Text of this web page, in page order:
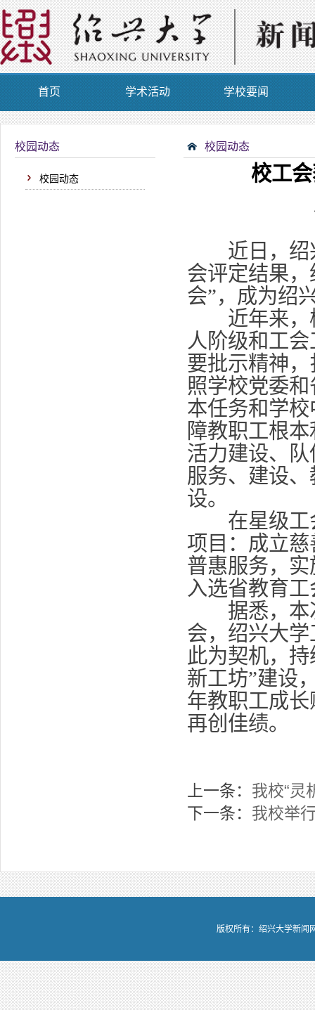
首页 学术活动 学校要闻
校园动态
校园动态
校园动态
校工
近日，绍兴
会评定结果
会”，成为绍
近年来，校
人阶级和工
要批示精神
照学校党委
本任务和学
障教职工根
活力建设、
服务、建设
设。
在星级工会
项目：成立
普惠服务，
入选省教育
据悉，本次
会，绍兴大
此为契机，
新工坊”建设
年教职工成
再创佳绩。
上一条： 我校“灵
下一条： 我校举
版权所有：绍兴大学新闻